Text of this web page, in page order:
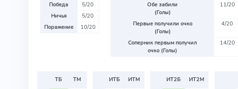
Победа
5/20
Ничья
5/20
Поражение
10/20
Обе забили
(Голы)
11/20
Первые получили очко
(Голы)
4/20
Соперник первым получил
очко (Голы)
14/20
ТБ
ТМ
ИТБ
ИТМ
ИТ2Б
ИТ2М